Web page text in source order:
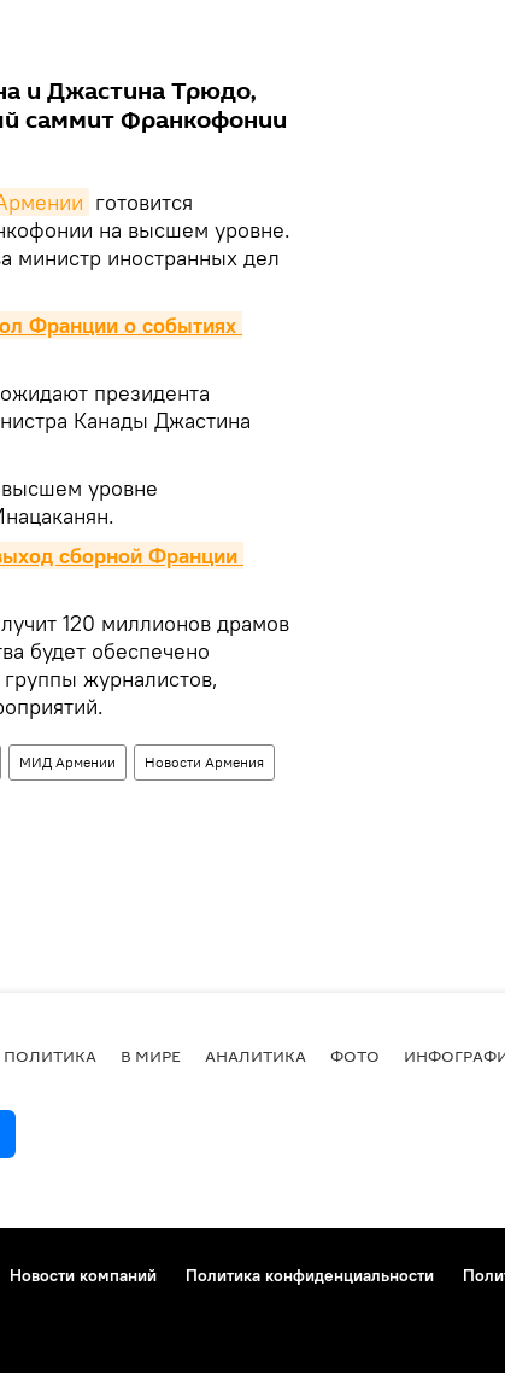
и Джастина Трюдо,
саммит Франкофонии
готовится
на высшем уровне.
министр иностранных дел
Франции о событиях
президента
Канады Джастина
высшем уровне
сборной Франции
120 миллионов драмов
будет обеспечено
журналистов,
МИД Армении Новости Армения
ПОЛИТИКА В МИРЕ АНАЛИТИКА ФОТО
Новости компаний Политика конфиденциальности